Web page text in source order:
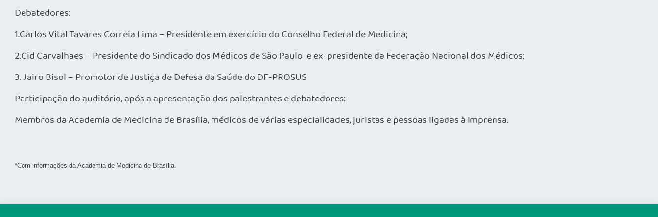
Debatedores:
1.Carlos Vital Tavares Correia Lima – Presidente em exercício do Conselho Federal de Medicina;
2.Cid Carvalhaes – Presidente do Sindicado dos Médicos de São Paulo e ex-presidente da Federação Nacional dos Médicos;
3. Jairo Bisol – Promotor de Justiça de Defesa da Saúde do DF-PROSUS
Participação do auditório, após a apresentação dos palestrantes e debatedores:
Membros da Academia de Medicina de Brasília, médicos de várias especialidades, juristas e pessoas ligadas à imprensa.
*Com informações da Academia de Medicina de Brasília.